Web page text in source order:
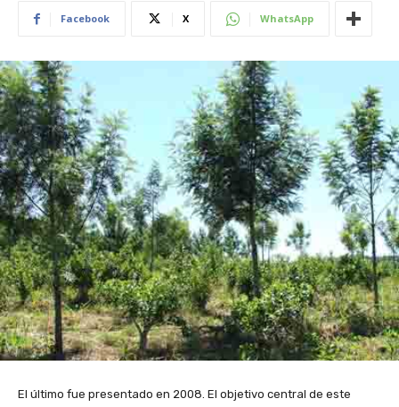
Facebook X WhatsApp
El último fue presentado en 2008. El objetivo central de este